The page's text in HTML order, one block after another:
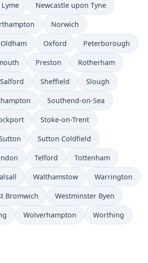
Newcastle upon Tyne
Norwich
Oldham Oxford Peterborough
Preston Rotherham
Salford Sheffield Slough
Southend-on-Sea
Stoke-on-Trent
Sutton Coldfield
Telford Tottenham
Walthamstow Warrington
Bromwich Westminster Byen
Wolverhampton Worthing